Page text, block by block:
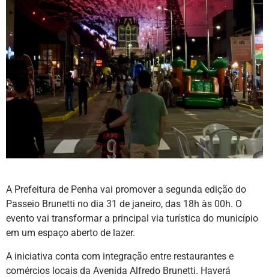
A Prefeitura de Penha vai promover a segunda edição do
Passeio Brunetti no dia 31 de janeiro, das 18h às 00h. O
evento vai transformar a principal via turística do município
em um espaço aberto de lazer.
A iniciativa conta com integração entre restaurantes e
comércios locais da Avenida Alfredo Brunetti. Haverá